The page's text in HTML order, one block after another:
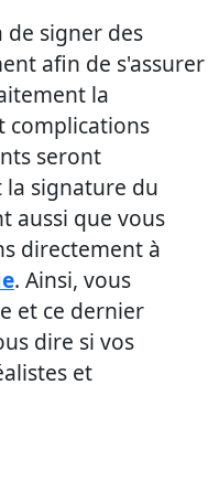
de signer des
afin de s'assurer
la
complications
seront
la signature du
aussi que vous
directement à
. Ainsi, vous
et ce dernier
dire si vos
et